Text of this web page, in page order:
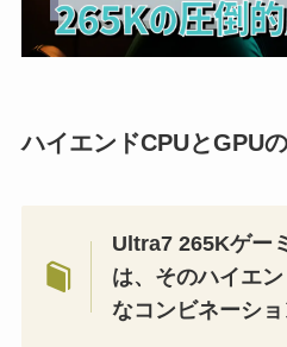
ハイエンドCPUとGPU
Ultra7 265Kゲー
は、そのハイエ
なコンビネーショ